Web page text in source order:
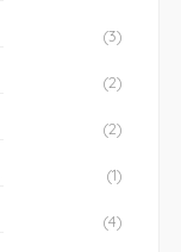
(3)
(2)
(2)
(1)
(4)